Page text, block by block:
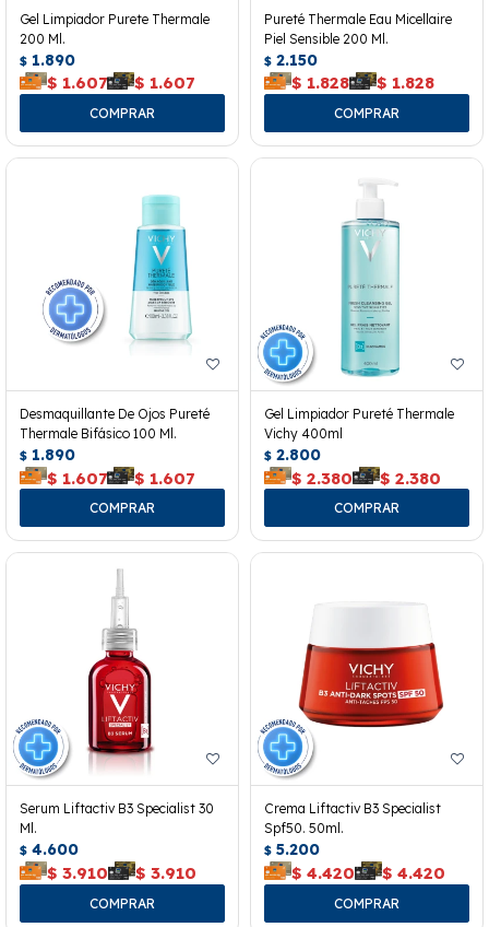
Gel Limpiador Purete Thermale
200 Ml.
$ 1.890
$ 1.607 $ 1.607
Pureté Thermale Eau Micellaire
Piel Sensible 200 Ml.
$ 2.150
$ 1.828 $ 1.828
Desmaquillante De Ojos Pureté
Thermale Bifásico 100 Ml.
$ 1.890
$ 1.607 $ 1.607
Gel Limpiador Pureté Thermale
Vichy 400ml
$ 2.800
$ 2.380 $ 2.380
Serum Liftactiv B3 Specialist 30
Ml.
$ 4.600
$ 3.910 $ 3.910
Crema Liftactiv B3 Specialist
Spf50. 50ml.
$ 5.200
$ 4.420 $ 4.420